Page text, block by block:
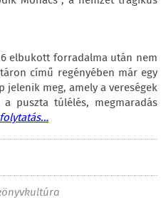
elbukott forradalma után nem
című regényében már egy
meg, amely a vereségek
puszta túlélés, megmaradás
folytatás…